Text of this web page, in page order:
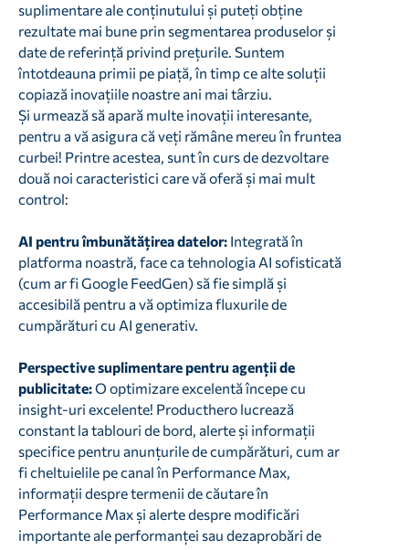
suplimentare ale conținutului și puteți obține
rezultate mai bune prin segmentarea produselor și
date de referință privind prețurile. Suntem
întotdeauna primii pe piață, în timp ce alte soluții
copiază inovațiile noastre ani mai târziu.
Și urmează să apară multe inovații interesante,
pentru a vă asigura că veți rămâne mereu în fruntea
curbei! Printre acestea, sunt în curs de dezvoltare
două noi caracteristici care vă oferă și mai mult
control:
AI pentru îmbunătățirea datelor:Integrată în
platforma noastră, face ca tehnologia AI sofisticată
(cum ar fi Google FeedGen) să fie simplă și
accesibilă pentru a vă optimiza fluxurile de
cumpărături cu AI generativ.
Perspective suplimentare pentru agenții de
publicitate:O optimizare excelentă începe cu
insight-uri excelente! Producthero lucrează
constant la tablouri de bord, alerte și informații
specifice pentru anunțurile de cumpărături, cum ar
fi cheltuielile pe canal în Performance Max,
informații despre termenii de căutare în
Performance Max și alerte despre modificări
importante ale performanței sau dezaprobări de